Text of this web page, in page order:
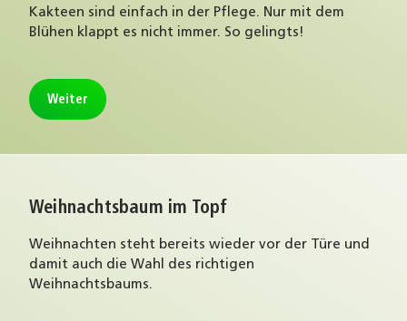
Kakteen sind einfach in der Pflege. Nur mit dem
Blühen klappt es nicht immer. So gelingts!
Weiter
Weihnachtsbaum im Topf
Weihnachten steht bereits wieder vor der Türe und
damit auch die Wahl des richtigen
Weihnachtsbaums.